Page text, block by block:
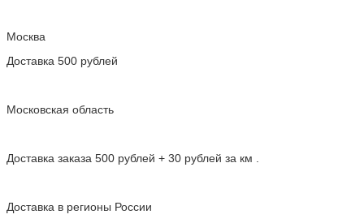
Москва
Доставка 500 рублей
Московская область
Доставка заказа 500 рублей + 30 рублей за км .
Доставка в регионы России